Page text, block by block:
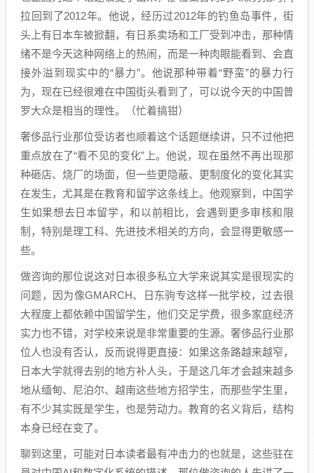
拉回到了2012年。他说，经历过2012年的钓鱼岛事件，街
头上有日本车被掀翻，有日系卖场和工厂受到冲击，那种情
绪不是今天这种网络上的热闹，而是一种肉眼能看到、会直
接外溢到现实中的“暴力”。他说那种带着“野蛮”的暴力行
为，现在已经很难在中国街头看到了，可以说今天的中国普
罗大众是相当的理性。（忙着搞钳）
奢侈品行业那位受访者也顺着这个话题继续讲，只不过他把
重点放在了“看不见的变化”上。他说，现在虽然不再出现那
种砸店、烧厂的场面，但一些更隐蔽、更制度化的变化其实
在发生，尤其是在教育和留学这条线上。他观察到，中国学
生如果想去日本留学，和以前相比，会遇到更多审核和限
制，特别是理工科、先进技术相关的方向，会显得更敏感一
些。
做咨询的那位说这对日本很多私立大学来说其实是很现实的
问题，因为像GMARCH、日东驹专这样一批学校，过去很
大程度上都依赖中国留学生，他们交足学费，很多家庭经济
实力也不错，对学校来说是非常重要的生源。奢侈品行业那
位人也没有否认，反而说得更直接：如果这条路越来越窄，
日本大学就得去别的地方补人头，于是这几年才会越来越多
地从缅甸、尼泊尔、越南这些地方招学生，而那些学生里，
有不少其实既是学生，也是劳动力。教育的名义背后，结构
本身已经在变了。
聊到这里，可能对日本读者最有冲击力的也就是，这些驻在